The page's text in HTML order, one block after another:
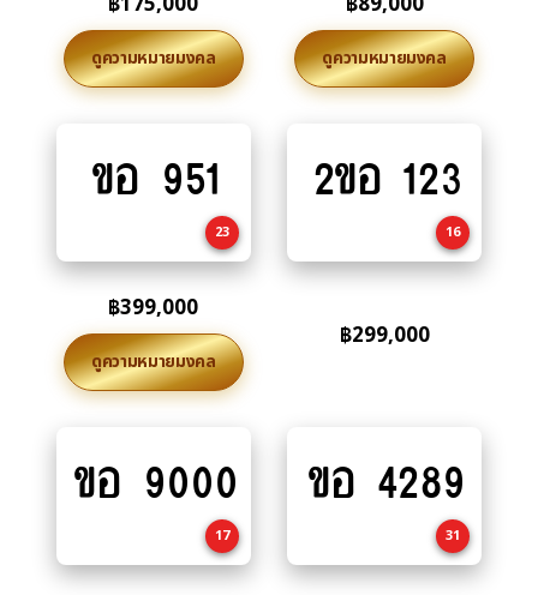
ดูความหมายมงคล ดูความหมายมงคล
to
ขอ 951
23
฿399,000
ดูความหมายมงคล
2ขอ 123
16
฿299,000
to
ขอ 9000
17
to
ขอ 4289
31